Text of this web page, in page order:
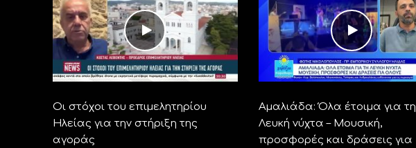
Οι στόχοι του επιμελητηρίου
Ηλείας για την στήριξη της
αγοράς
Αμαλιάδα: Όλα έτοιμα για τη
Λευκή νύχτα – Μουσική,
προσφορές και δράσεις για